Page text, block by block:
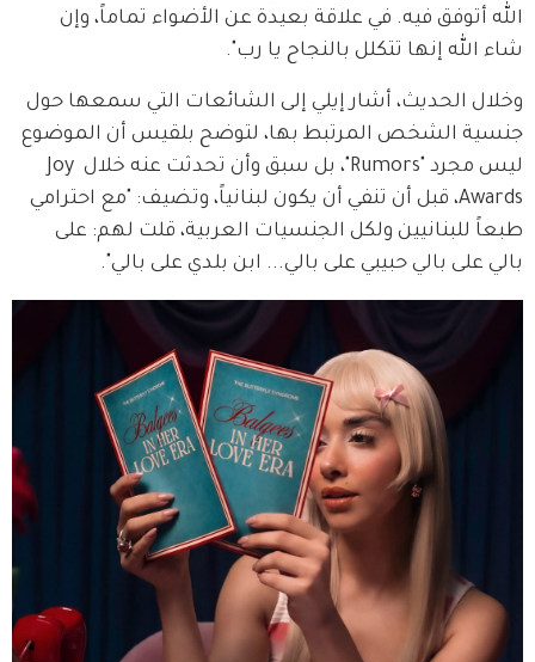
الله أتوفق فيه. في علاقة بعيدة عن الأضواء تماماً، وإن
شاء الله إنها تتكلل بالنجاح يا رب".
وخلال الحديث، أشار إيلي إلى الشائعات التي سمعها حول
جنسية الشخص المرتبط بها، لتوضح بلقيس أن الموضوع
ليس مجرد "Rumors"، بل سبق وأن تحدثت عنه خلال Joy
Awards، قبل أن تنفي أن يكون لبنانياً، وتضيف: "مع احترامي
طبعاً للبنانيين ولكل الجنسيات العربية، قلت لهم: على
بالي على بالي حبيبي على بالي... ابن بلدي على بالي".